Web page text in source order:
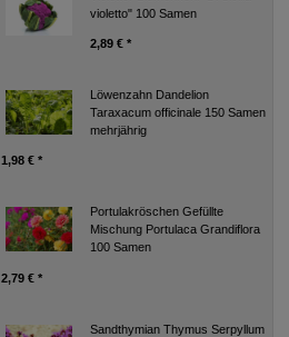
violetto" 100 Samen
2,89 € *
Löwenzahn Dandelion
Taraxacum officinale 150 Samen
mehrjährig
1,98 € *
Portulakröschen Gefüllte
Mischung Portulaca Grandiflora
100 Samen
2,79 € *
Sandthymian Thymus Serpyllum